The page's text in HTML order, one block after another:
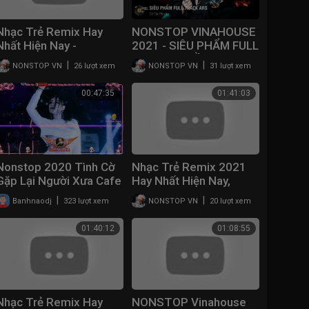
Trẻ Remix Hay
Hiện Nay -
Nonstop Vinahouse
- lk nhac tre remix
Gây Nghiện
NONSTOP VN 26 lượt xem
NONSTOP VINAHOUSE
2021 - SIÊU PHẨM FULL
TRACK HUYỀN THOẠI
ARS - DJ TÀI MUZIK -
NONSTOP PIMP REMIX
NONSTOP VN 31 lượt xem
00:47:35
2020 Tình Cờ
Lại Người Xưa Cafe
Cũ Cùng Vui Với Ai
- Vinahouse
Bay Phòng
Banhnaodj 323 lượt xem
01:41:03
Nhạc Trẻ Remix 2021
Hay Nhất Hiện Nay,
NONSTOP 2021 Bass
Cực Mạnh,Việt Mix Dj
Nonstop 2021
Vinahouse
NONSTOP VN 20 lượt xem
01:40:12
Trẻ Remix Hay
01:08:55
NONSTOP Vinahouse